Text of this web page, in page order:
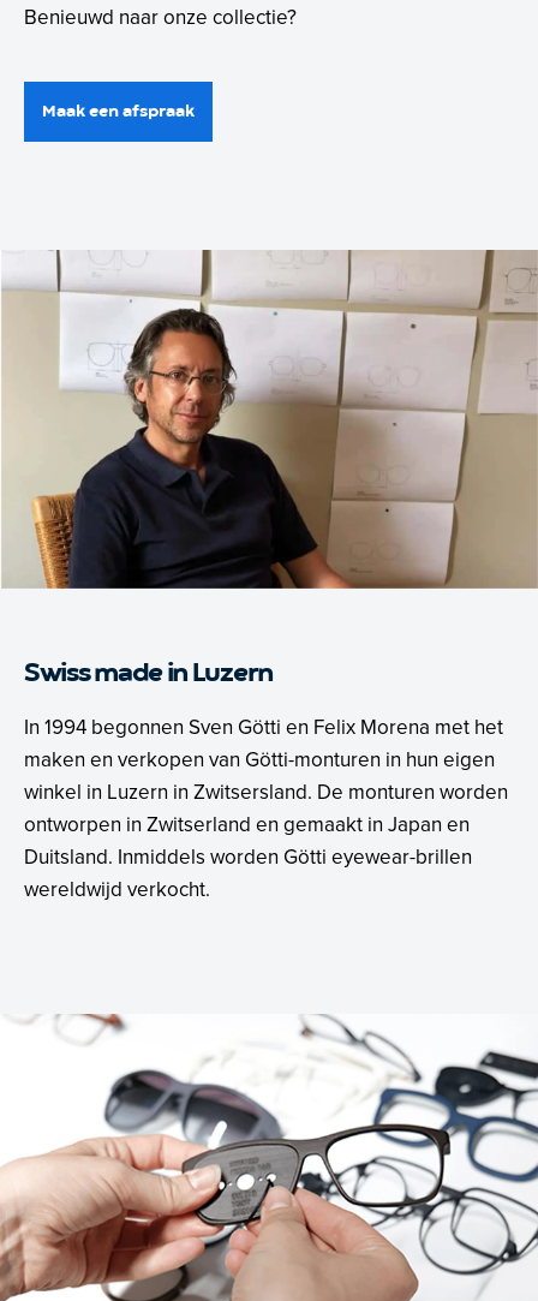
Benieuwd naar onze collectie?
Maak een afspraak
Swiss made in Luzern
In 1994 begonnen Sven Götti en Felix Morena met het
maken en verkopen van Götti-monturen in hun eigen
winkel in Luzern in Zwitsersland. De monturen worden
ontworpen in Zwitserland en gemaakt in Japan en
Duitsland. Inmiddels worden Götti eyewear-brillen
wereldwijd verkocht.